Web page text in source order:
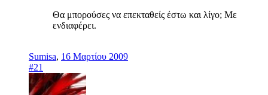
Θα μπορούσες να επεκταθείς έστω και λίγο; Με
ενδιαφέρει.
Sumisa, 16 Μαρτίου 2009
#21